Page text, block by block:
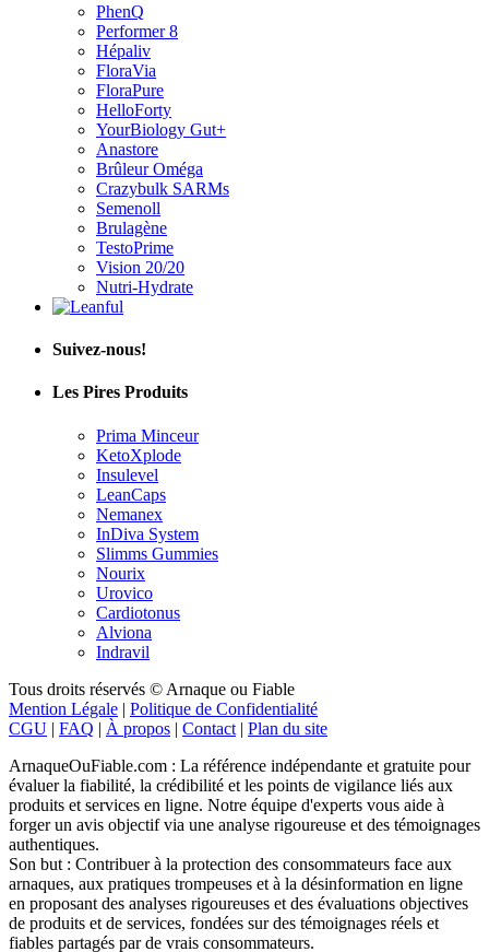
PhenQ
Performer 8
Hépaliv
FloraVia
FloraPure
HelloForty
YourBiology Gut+
Anastore
Brûleur Oméga
Crazybulk SARMs
Semenoll
Brulagène
TestoPrime
Vision 20/20
Nutri-Hydrate
Suivez-nous!
Les Pires Produits
Prima Minceur
KetoXplode
Insulevel
LeanCaps
Nemanex
InDiva System
Slimms Gummies
Nourix
Urovico
Cardiotonus
Alviona
Indravil
Tous droits réservés © Arnaque ou Fiable
Mention Légale | Politique de Confidentialité
CGU | FAQ | À propos | Contact | Plan du site
ArnaqueOuFiable.com : La référence indépendante et gratuite pour
évaluer la fiabilité, la crédibilité et les points de vigilance liés aux
produits et services en ligne. Notre équipe d'experts vous aide à
forger un avis objectif via une analyse rigoureuse et des témoignages
authentiques.
Son but : Contribuer à la protection des consommateurs face aux
arnaques, aux pratiques trompeuses et à la désinformation en ligne
en proposant des analyses rigoureuses et des évaluations objectives
de produits et de services, fondées sur des témoignages réels et
fiables partagés par de vrais consommateurs.